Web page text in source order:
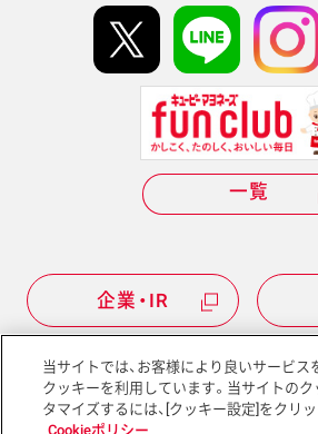
企業・IR
Hi! kewpieについて
Qummyについて
一覧
サイトマップ サイトポ
当サイトでは、お客様により良いサービス
クッキーを利用しています。当サイトの
タマイズするには、[クッキー設定]をクリ
Cookieポリシー